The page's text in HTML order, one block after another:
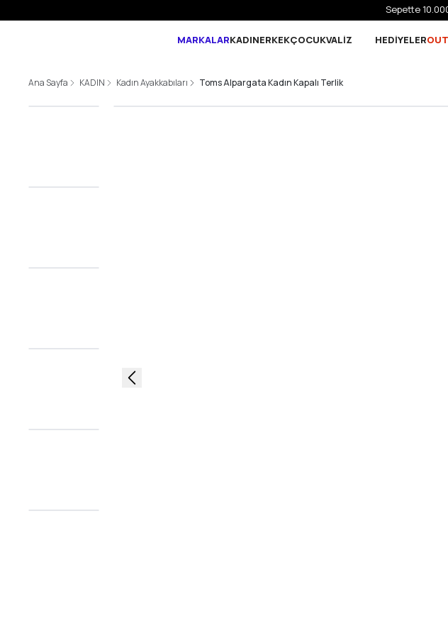
Sepette
MARKALARKADINERKEKÇOCUKVALİZ HEDİYELER
Ana Sayfa KADIN Kadın Ayakkabıları Toms Alpargata Kadın Kapalı Terlik